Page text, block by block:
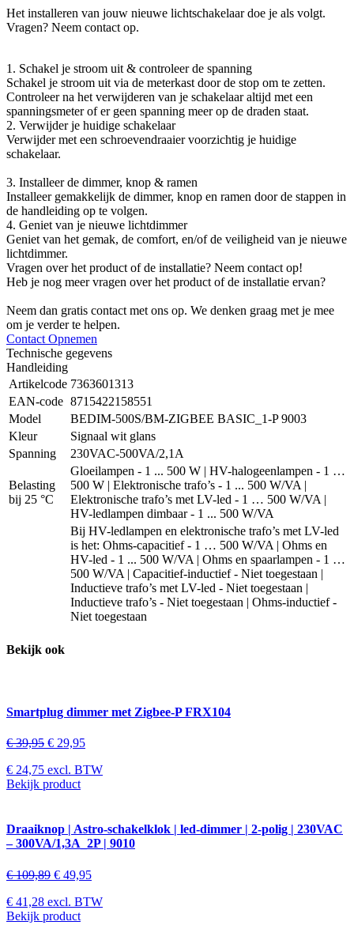
Het installeren van jouw nieuwe lichtschakelaar doe je als volgt.
Vragen? Neem contact op.
1. Schakel je stroom uit & controleer de spanning
Schakel je stroom uit via de meterkast door de stop om te zetten.
Controleer na het verwijderen van je schakelaar altijd met een
spanningsmeter of er geen spanning meer op de draden staat.
2. Verwijder je huidige schakelaar
Verwijder met een schroevendraaier voorzichtig je huidige
schakelaar.
3. Installeer de dimmer, knop & ramen
Installeer gemakkelijk de dimmer, knop en ramen door de stappen in
de handleiding op te volgen.
4. Geniet van je nieuwe lichtdimmer
Geniet van het gemak, de comfort, en/of de veiligheid van je nieuwe
lichtdimmer.
Vragen over het product of de installatie? Neem contact op!
Heb je nog meer vragen over het product of de installatie ervan?
Neem dan gratis contact met ons op. We denken graag met je mee
om je verder te helpen.
Contact Opnemen
Technische gegevens
Handleiding
Artikelcode 7363601313
EAN-code 8715422158551
Model
BEDIM-500S/BM-ZIGBEE BASIC_1-P 9003
Kleur
Signaal wit glans
Spanning
230VAC-500VA/2,1A
Belasting
bij 25 °C
Gloeilampen - 1 ... 500 W | HV-halogeenlampen - 1 …
500 W | Elektronische trafo’s - 1 ... 500 W/VA |
Elektronische trafo’s met LV-led - 1 … 500 W/VA |
HV-ledlampen dimbaar - 1 ... 500 W/VA
Bij HV-ledlampen en elektronische trafo’s met LV-led
is het: Ohms-capacitief - 1 … 500 W/VA | Ohms en
HV-led - 1 ... 500 W/VA | Ohms en spaarlampen - 1 …
500 W/VA | Capacitief-inductief - Niet toegestaan |
Inductieve trafo’s met LV-led - Niet toegestaan |
Inductieve trafo’s - Niet toegestaan | Ohms-inductief -
Niet toegestaan
Bekijk ook
Smartplug dimmer met Zigbee-P FRX104
€39,95 € 29,95
€ 24,75 excl. BTW
Bekijk product
Draaiknop | Astro-schakelklok | led-dimmer | 2-polig | 230VAC
– 300VA/1,3A_2P | 9010
€109,89 € 49,95
€ 41,28 excl. BTW
Bekijk product